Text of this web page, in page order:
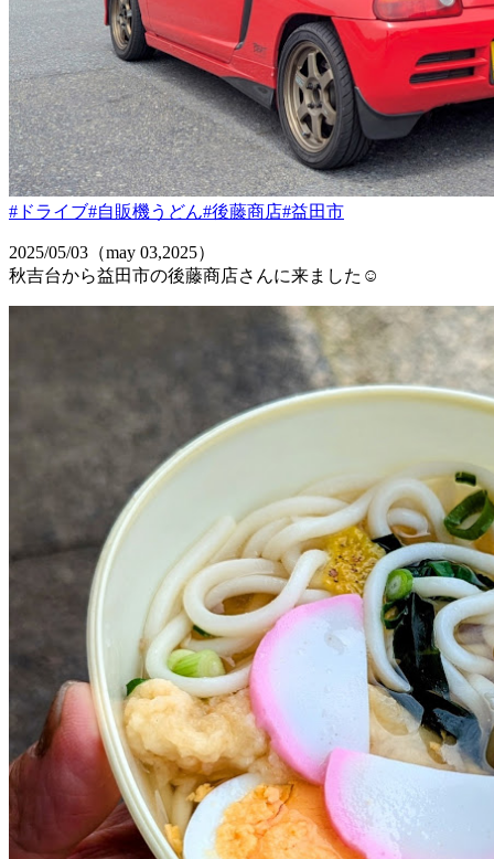
#ドライブ#自販機うどん#後藤商店#益田市
2025/05/03（may 03,2025）
秋吉台から益田市の後藤商店さんに来ました☺️